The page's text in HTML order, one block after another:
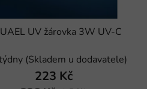
UV žárovka 3W UV-C
(Skladem u dodavatele)
223 Kč